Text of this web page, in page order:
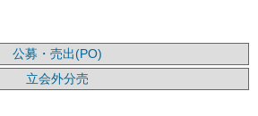
公募・売出(PO)
立会外分売